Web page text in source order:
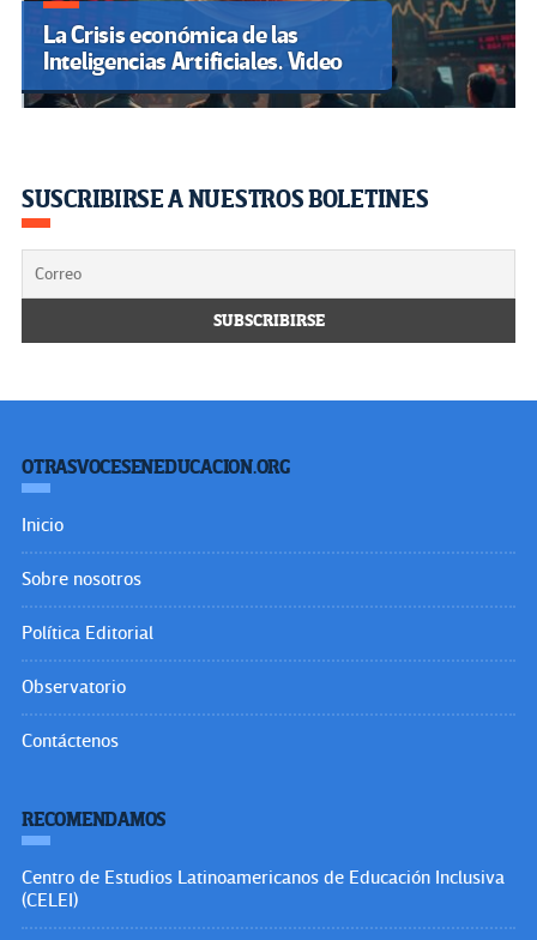
La Crisis económica de las
Inteligencias Artificiales. Video
SUSCRIBIRSE A NUESTROS BOLETINES
OTRASVOCESENEDUCACION.ORG
Inicio
Sobre nosotros
Política Editorial
Observatorio
Contáctenos
RECOMENDAMOS
Centro de Estudios Latinoamericanos de Educación Inclusiva
(CELEI)